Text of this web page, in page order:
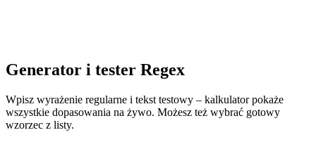
Generator i tester Regex
Wpisz wyrażenie regularne i tekst testowy – kalkulator pokaże
wszystkie dopasowania na żywo. Możesz też wybrać gotowy
wzorzec z listy.